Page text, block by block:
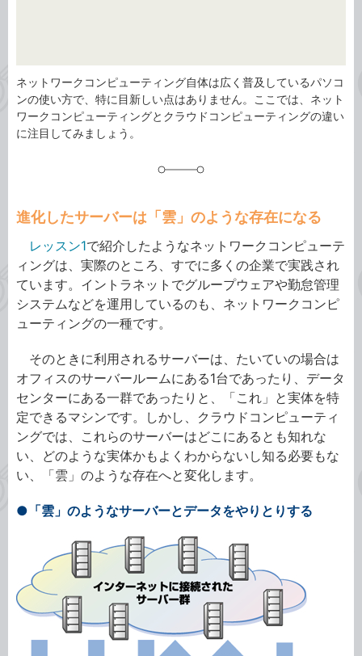
ネットワークコンピューティング自体は広く普及しているパソコ
ンの使い方で、特に目新しい点はありません。ここでは、ネット
ワークコンピューティングとクラウドコンピューティングの違い
に注目してみましょう。
進化したサーバーは「雲」のような存在になる
レッスン1で紹介したようなネットワークコンピューテ
ィングは、実際のところ、すでに多くの企業で実践され
ています。イントラネットでグループウェアや勤怠管理
システムなどを運用しているのも、ネットワークコンピ
ューティングの一種です。
そのときに利用されるサーバーは、たいていの場合は
オフィスのサーバールームにある1台であったり、データ
センターにある一群であったりと、「これ」と実体を特
定できるマシンです。しかし、クラウドコンピューティ
ングでは、これらのサーバーはどこにあるとも知れな
い、どのような実体かもよくわからないし知る必要もな
い、「雲」のような存在へと変化します。
●「雲」のようなサーバーとデータをやりとりする